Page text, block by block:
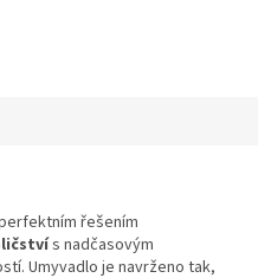
řešením
s nadčasovým
Umyvadlo je navrženo tak,